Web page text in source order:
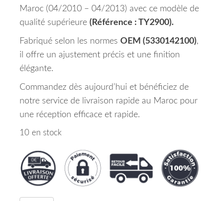
Maroc (04/2010 – 04/2013) avec ce modèle de
qualité supérieure (Référence : TY2900).
Fabriqué selon les normes OEM (5330142100),
il offre un ajustement précis et une finition
élégante.
Commandez dès aujourd’hui et bénéficiez de
notre service de livraison rapide au Maroc pour
une réception efficace et rapide.
10 en stock